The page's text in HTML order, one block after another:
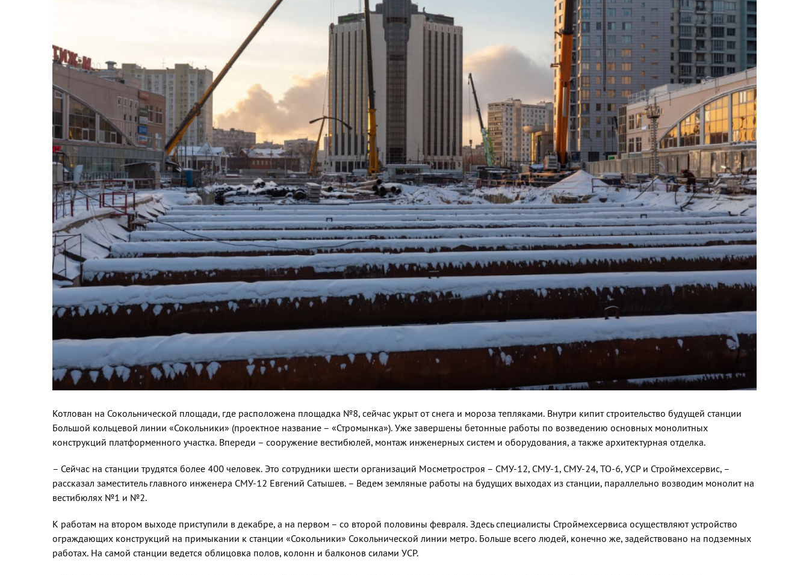
Котлован на Сокольнической площа­ди, где расположена площадка №8, сей­час укрыт от снега и мороза тепляками. Внутри кипит строительство будущей станции
Большой кольцевой линии «Со­кольники» (проектное название – «Стро­мынка»). Уже завершены бетонные рабо­ты по возведению основных монолитных
конструкций платформенного участка. Впереди – сооружение вестибюлей, мон­таж инженерных систем и оборудования, а также архитектурная отделка.
– Сейчас на станции трудятся более 400 человек. Это сотрудники шести органи­заций Мосметростроя – СМУ-12, СМУ-1, СМУ-24, ТО-6, УСР и Строймехсервис, –
рассказал заместитель главного инженера СМУ-12 Евгений Сатышев. – Ведем земля­ные работы на будущих выходах из стан­ции, параллельно возводим монолит на
вестибюлях №1 и №2.
К работам на втором выходе присту­пили в декабре, а на первом – со вто­рой половины февраля. Здесь специа­листы Строймехсервиса осуществляют устройство
ограждающих конструкций на примыкании к станции «Сокольники» Сокольнической линии метро. Больше всего людей, конечно же, задействовано на подземных
работах. На самой станции ведется облицовка полов, колонн и балко­нов силами УСР.